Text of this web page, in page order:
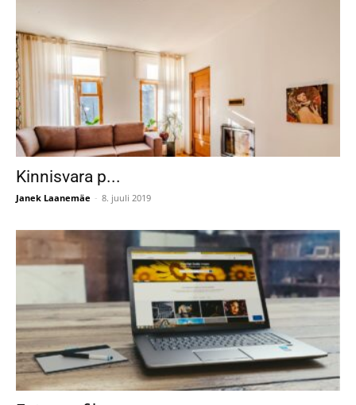
Kinnisvara p...
Janek Laanemäe - 8. juuli 2019